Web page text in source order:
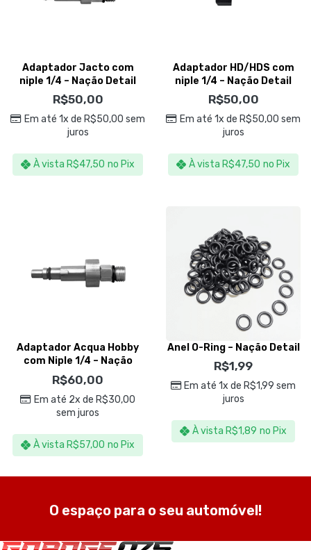
Adaptador Jacto com
niple 1/4 – Nação Detail
R$50,00
Em até 1x de R$50,00 sem
juros
À vista R$47,50 no Pix
Adaptador HD/HDS com
niple 1/4 – Nação Detail
R$50,00
Em até 1x de R$50,00 sem
juros
À vista R$47,50 no Pix
Adaptador Acqua Hobby
com Niple 1/4 – Nação
Detail
R$60,00
Em até 2x de R$30,00
sem juros
À vista R$57,00 no Pix
Anel O-Ring – Nação Detail
R$1,99
Em até 1x de R$1,99 sem
juros
À vista R$1,89 no Pix
O espaço para o seu automóvel!